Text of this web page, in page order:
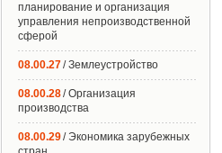
планирование и организация
управления непроизводственной
сферой
08.00.27/ Землеустройство
08.00.28/ Организация
производства
08.00.29/ Экономика зарубежных